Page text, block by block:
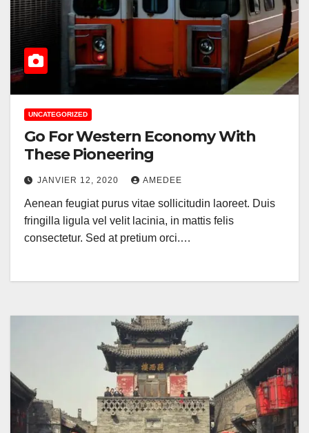
UNCATEGORIZED
Go For Western Economy With
These Pioneering
JANVIER 12, 2020 AMEDEE
Aenean feugiat purus vitae sollicitudin laoreet. Duis
fringilla ligula vel velit lacinia, in mattis felis
consectetur. Sed at pretium orci.…